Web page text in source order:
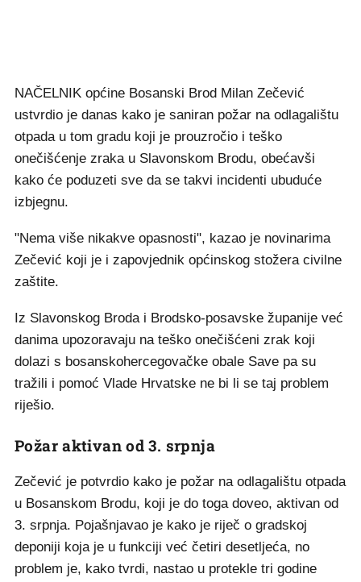
NAČELNIK općine Bosanski Brod Milan Zečević
ustvrdio je danas kako je saniran požar na odlagalištu
otpada u tom gradu koji je prouzročio i teško
onečišćenje zraka u Slavonskom Brodu, obećavši
kako će poduzeti sve da se takvi incidenti ubuduće
izbjegnu.
"Nema više nikakve opasnosti", kazao je novinarima
Zečević koji je i zapovjednik općinskog stožera civilne
zaštite.
Iz Slavonskog Broda i Brodsko-posavske županije već
danima upozoravaju na teško onečišćeni zrak koji
dolazi s bosanskohercegovačke obale Save pa su
tražili i pomoć Vlade Hrvatske ne bi li se taj problem
riješio.
Požar aktivan od 3. srpnja
Zečević je potvrdio kako je požar na odlagalištu otpada
u Bosanskom Brodu, koji je do toga doveo, aktivan od
3. srpnja. Pojašnjavao je kako je riječ o gradskoj
deponiji koja je u funkciji već četiri desetljeća, no
problem je, kako tvrdi, nastao u protekle tri godine